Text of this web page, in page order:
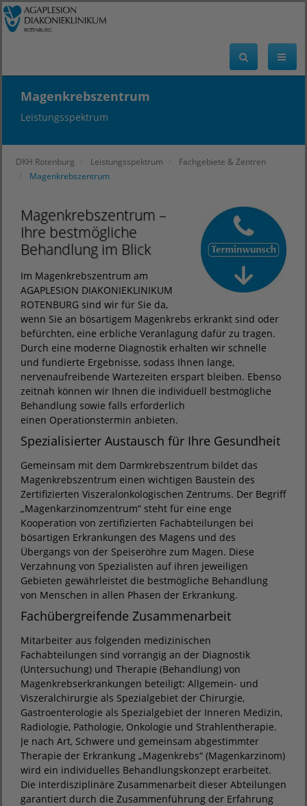
Magenkrebszentrum
Leistungsspektrum
DKH Rotenburg Leistungsspektrum
Fachgebiete & Zentren
Magenkrebszentrum
Magenkrebszentrum –
Ihre bestmögliche
Behandlung im Blick
Im Magenkrebszentrum am
AGAPLESION DIAKONIEKLINIKUM
ROTENBURG sind wir für Sie da,
wenn Sie an bösartigem Magenkrebs erkrankt sind oder
befürchten, eine erbliche Veranlagung dafür zu tragen.
Durch eine moderne Diagnostik erhalten wir schnelle
und fundierte Ergebnisse, sodass Ihnen lange,
nervenaufreibende Wartezeiten erspart bleiben. Ebenso
zeitnah können wir Ihnen die individuell bestmögliche
Behandlung sowie falls erforderlich
einen Operationstermin anbieten.
Spezialisierter Austausch für Ihre Gesundheit
Gemeinsam mit dem Darmkrebszentrum bildet das
Magenkrebszentrum einen wichtigen Baustein des
Zertifizierten Viszeralonkologischen Zentrums. Der Begriff
„Magenkarzinomzentrum“ steht für eine enge
Kooperation von zertifizierten Fachabteilungen bei
bösartigen Erkrankungen des Magens und des
Übergangs von der Speiseröhre zum Magen. Diese
Verzahnung von Spezialisten auf ihren jeweiligen
Gebieten gewährleistet die bestmögliche Behandlung
von Menschen in allen Phasen der Erkrankung.
Fachübergreifende Zusammenarbeit
Mitarbeiter aus folgenden medizinischen
Fachabteilungen sind vorrangig an der Diagnostik
(Untersuchung) und Therapie (Behandlung) von
Magenkrebserkrankungen beteiligt: Allgemein- und
Viszeralchirurgie als Spezialgebiet der Chirurgie,
Gastroenterologie als Spezialgebiet der Inneren Medizin,
Radiologie, Pathologie, Onkologie und Strahlentherapie.
Je nach Art, Schwere und gemeinsam abgestimmter
Therapie der Erkrankung „Magenkrebs“ (Magenkarzinom)
wird ein individuelles Behandlungskonzept erarbeitet.
Die interdisziplinäre Zusammenarbeit dieser Abteilungen
garantiert durch die Zusammenführung der Erfahrung